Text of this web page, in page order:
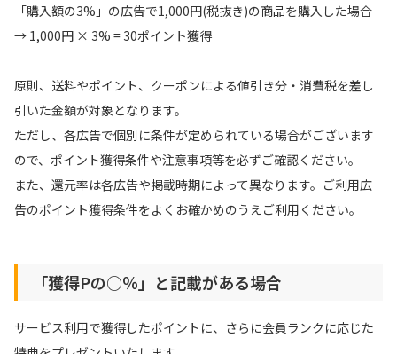
ゲーム
モニター
ポイ活お得情報
カード比較
毎日ゲット
学び
進学・教育
美容・健康
有料サービス
家計の固定費
ふるさと納税
「購入額の3%」の広告で1,000円(税抜き)の商品を購入した場合
→ 1,000円 × 3% = 30ポイント獲得
原則、送料やポイント、クーポンによる値引き分・消費税を差し
引いた金額が対象となります。
ただし、各広告で個別に条件が定められている場合がございます
ので、ポイント獲得条件や注意事項等を必ずご確認ください。
また、還元率は各広告や掲載時期によって異なります。ご利用広
告のポイント獲得条件をよくお確かめのうえご利用ください。
「獲得Pの○％」と記載がある場合
サービス利用で獲得したポイントに、さらに会員ランクに応じた